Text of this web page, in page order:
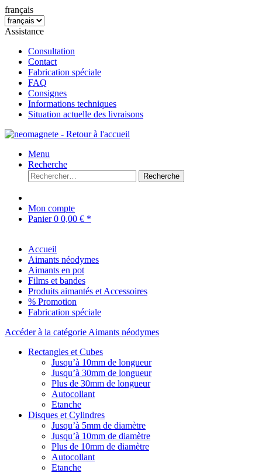
français
Assistance
Consultation
Contact
Fabrication spéciale
FAQ
Consignes
Informations techniques
Situation actuelle des livraisons
Menu
Recherche
Recherche
Mon compte
Panier0 0,00 € *
Accueil
Aimants néodymes
Aimants en pot
Films et bandes
Produits aimantés et Accessoires
% Promotion
Fabrication spéciale
Accéder à la catégorie Aimants néodymes
Rectangles et Cubes
Jusqu’à 10mm de longueur
Jusqu’à 30mm de longueur
Plus de 30mm de longueur
Autocollant
Etanche
Disques et Cylindres
Jusqu’à 5mm de diamètre
Jusqu’à 10mm de diamètre
Plus de 10mm de diamètre
Autocollant
Etanche